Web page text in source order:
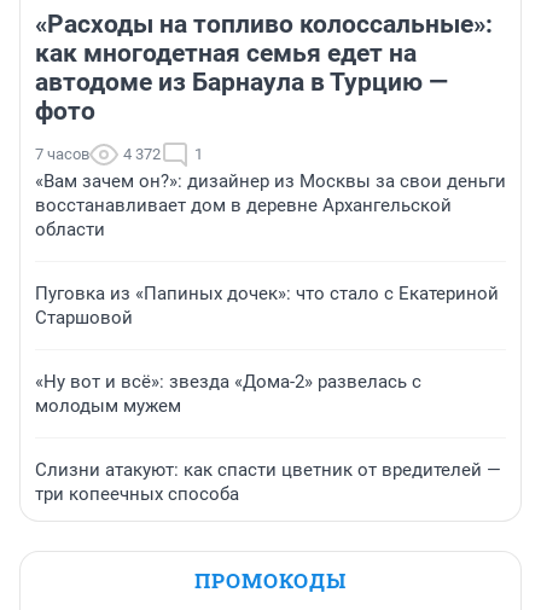
«Расходы на топливо колоссальные»:
как многодетная семья едет на
автодоме из Барнаула в Турцию —
фото
7 часов 4 372 1
«Вам зачем он?»: дизайнер из Москвы за свои деньги
восстанавливает дом в деревне Архангельской
области
Пуговка из «Папиных дочек»: что стало с Екатериной
Старшовой
«Ну вот и всё»: звезда «Дома-2» развелась с
молодым мужем
Слизни атакуют: как спасти цветник от вредителей —
три копеечных способа
ПРОМОКОДЫ